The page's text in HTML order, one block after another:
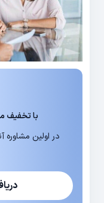
با تخفیف